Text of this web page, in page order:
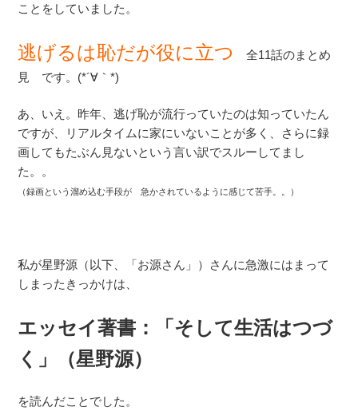
ことをしていました。
逃げるは恥だが役に立つ
全11話のまとめ
見 です。(*´∀｀*)
あ、いえ。昨年、逃げ恥が流行っていたのは知っていたん
ですが、リアルタイムに家にいないことが多く、さらに録
画してもたぶん見ないという言い訳でスルーしてまし
た。。
（録画という溜め込む手段が 急かされているように感じて苦手。。）
私が星野源（以下、「お源さん」）さんに急激にはまって
しまったきっかけは、
エッセイ著書：「そして生活はつづ
く」（星野源）
を読んだことでした。